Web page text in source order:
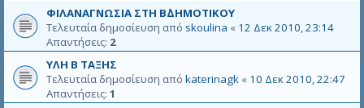
ΦΙΛΑΝΑΓΝΩΣΙΑ ΣΤΗ Β΄ΔΗΜΟΤΙΚΟΥ
Τελευταία δημοσίευση από skoulina « 12 Δεκ 2010, 23:14
Απαντήσεις: 2
ΥΛΗ Β ΤΑΞΗΣ
Τελευταία δημοσίευση από katerinagk « 10 Δεκ 2010, 22:47
Απαντήσεις: 1